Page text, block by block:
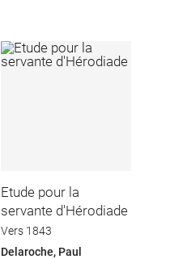
Etude pour la
servante d'Hérodiade
Vers 1843
Delaroche, Paul